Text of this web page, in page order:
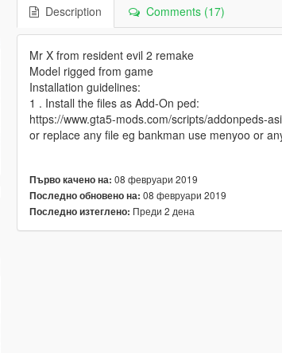
Description Comments (17)
Mr X from resident evil 2 remake
Model rigged from game
Installation guidelines:
1 . Install the files as Add-On ped:
https://www.gta5-mods.com/scripts/addonpeds-
or replace any file eg bankman use menyoo or
Първо качено на: 08 февруари 2019
Последно обновено на: 08 февруари 2019
Последно изтеглено: Преди 2 дена